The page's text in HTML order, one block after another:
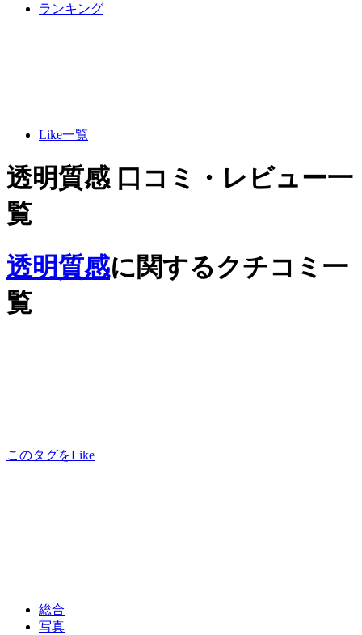
ランキング
Like一覧
透明質感 口コミ・レビュー一
覧
透明質感に関するクチコミ一
覧
このタグをLike
総合
写真